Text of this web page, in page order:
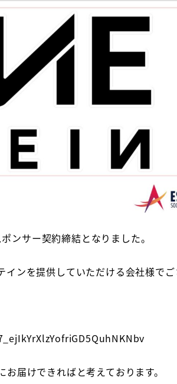
ンサー契約締結となりました。
ンを提供していただける会社様で
届けできればと考えております。